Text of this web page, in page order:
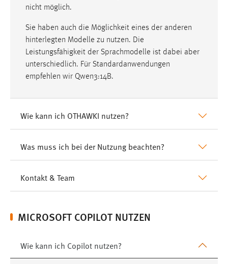
nicht möglich.
Sie haben auch die Möglichkeit eines der anderen
hinterlegten Modelle zu nutzen. Die
Leistungsfähigkeit der Sprachmodelle ist dabei aber
unterschiedlich. Für Standardanwendungen
empfehlen wir Qwen3:14B.
Wie kann ich OTHAWKI nutzen?
Was muss ich bei der Nutzung beachten?
Kontakt & Team
MICROSOFT COPILOT NUTZEN
Wie kann ich Copilot nutzen?
Dieser Cookie speichert die ausgewählten Einverständnis-
Cookie Laufzeit:
1 Jahr
Performance
gespeichert, ob man eingeloggt ist.
Login
einloggen zu können.